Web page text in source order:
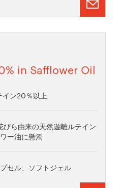
in Safflower Oil
イン20％以上
びら由来の天然遊離ルテイン
ー油に懸濁
セル、ソフトジェル